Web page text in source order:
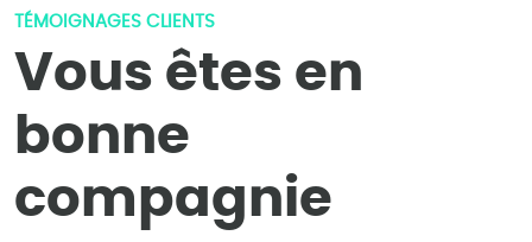
TÉMOIGNAGES CLIENTS
Vous êtes en
bonne
compagnie